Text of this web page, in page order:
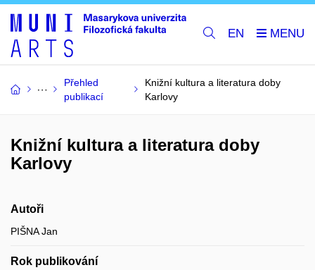
EN
Přehled
publikací
Knižní kultura a literatura doby
Karlovy
Knižní kultura a literatura doby
Karlovy
Autoři
PIŠNA Jan
Rok publikování